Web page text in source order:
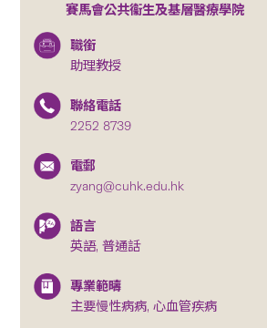
賽馬會公共衞生及基層醫療學院
職銜
助理教授
聯絡電話
2252 8739
電郵
zyang@cuhk.edu.hk
語言
英語, 普通話
專業範疇
主要慢性病病, 心血管疾病